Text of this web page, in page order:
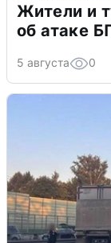
Жители и
об атаке
5 августа 0